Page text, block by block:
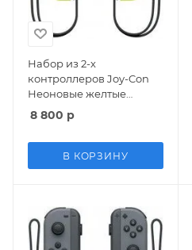
Набор из 2-х
контроллеров Joy-Con
Неоновые желтые
Оригинал (Switch)
8 800 р
В КОРЗИНУ